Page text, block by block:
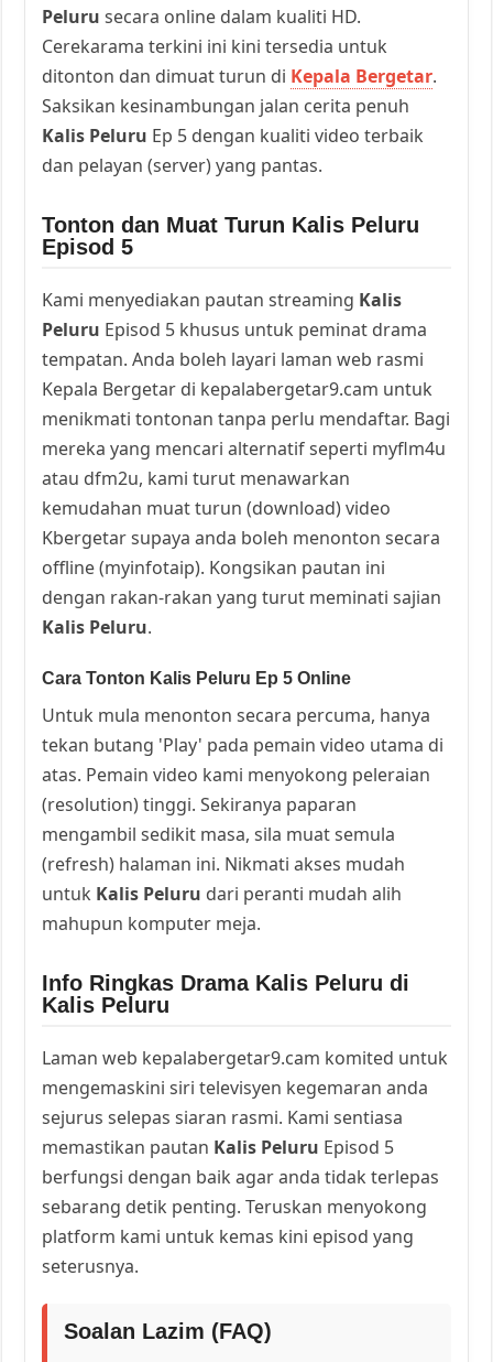
Peluru secara online dalam kualiti HD.
Cerekarama terkini ini kini tersedia untuk
ditonton dan dimuat turun di Kepala Bergetar.
Saksikan kesinambungan jalan cerita penuh
Kalis Peluru Ep 5 dengan kualiti video terbaik
dan pelayan (server) yang pantas.
Tonton dan Muat Turun Kalis Peluru
Episod 5
Kami menyediakan pautan streaming Kalis
Peluru Episod 5 khusus untuk peminat drama
tempatan. Anda boleh layari laman web rasmi
Kepala Bergetar di kepalabergetar9.cam untuk
menikmati tontonan tanpa perlu mendaftar. Bagi
mereka yang mencari alternatif seperti myflm4u
atau dfm2u, kami turut menawarkan
kemudahan muat turun (download) video
Kbergetar supaya anda boleh menonton secara
offline (myinfotaip). Kongsikan pautan ini
dengan rakan-rakan yang turut meminati sajian
Kalis Peluru.
Cara Tonton Kalis Peluru Ep 5 Online
Untuk mula menonton secara percuma, hanya
tekan butang 'Play' pada pemain video utama di
atas. Pemain video kami menyokong peleraian
(resolution) tinggi. Sekiranya paparan
mengambil sedikit masa, sila muat semula
(refresh) halaman ini. Nikmati akses mudah
untuk Kalis Peluru dari peranti mudah alih
mahupun komputer meja.
Info Ringkas Drama Kalis Peluru di
Kalis Peluru
Laman web kepalabergetar9.cam komited untuk
mengemaskini siri televisyen kegemaran anda
sejurus selepas siaran rasmi. Kami sentiasa
memastikan pautan Kalis Peluru Episod 5
berfungsi dengan baik agar anda tidak terlepas
sebarang detik penting. Teruskan menyokong
platform kami untuk kemas kini episod yang
seterusnya.
Soalan Lazim (FAQ)